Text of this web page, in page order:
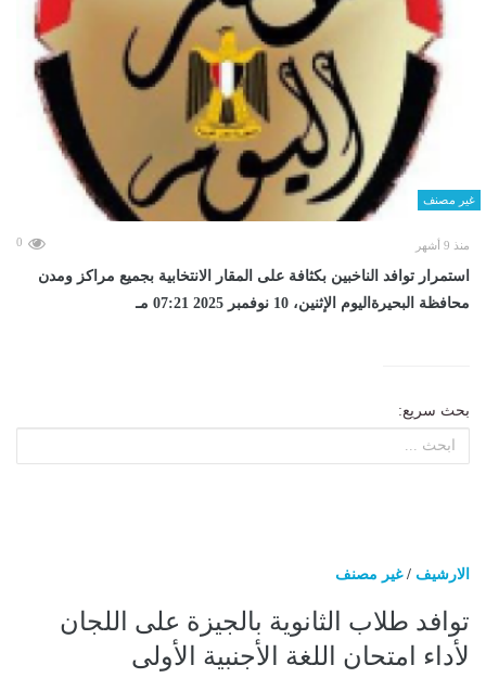
غير مصنف
منذ 9 أشهر 0
استمرار توافد الناخبين بكثافة على المقار الانتخابية بجميع مراكز ومدن
محافظة البحيرةاليوم الإثنين، 10 نوفمبر 2025 07:21 مـ
بحث سريع:
الارشيف /غير مصنف
توافد طلاب الثانوية بالجيزة على اللجان
لأداء امتحان اللغة الأجنبية الأولى